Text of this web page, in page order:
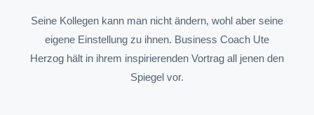
Seine Kollegen kann man nicht ändern, wohl aber seine
eigene Einstellung zu ihnen. Business Coach Ute
Herzog hält in ihrem inspirierenden Vortrag all jenen den
Spiegel vor.